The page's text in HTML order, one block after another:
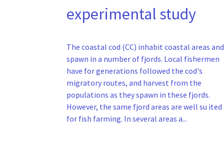
experimental study
The coastal cod (CC) inhabit coastal areas and
spawn in a number of fjords. Local fishermen
have for generations followed the cod's
migratory routes, and harvest from the
populations as they spawn in these fjords.
However, the same fjord areas are well su ited
for fish farming. In several areas a...